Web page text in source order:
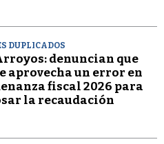
DUPLICADOS
denuncian que
aprovecha un error en
fiscal 2026 para
la recaudación